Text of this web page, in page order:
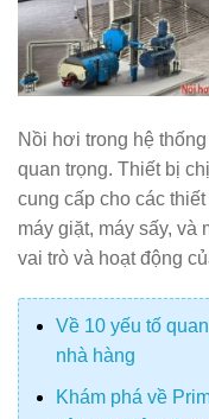
Nồi hơi trong hệ
quan trọng. Thiết bị
cung cấp cho các
máy giặt, máy sấy, và
vai trò và hoạt động
Về 10 yếu tố
nhà hàng
Khám phá về